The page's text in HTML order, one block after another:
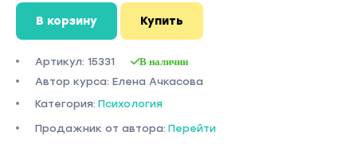
В корзину Купить
Артикул: 15331 В наличии
Автор курса: Елена Ачкасова
Категория: Психология
Продажник от автора: Перейти